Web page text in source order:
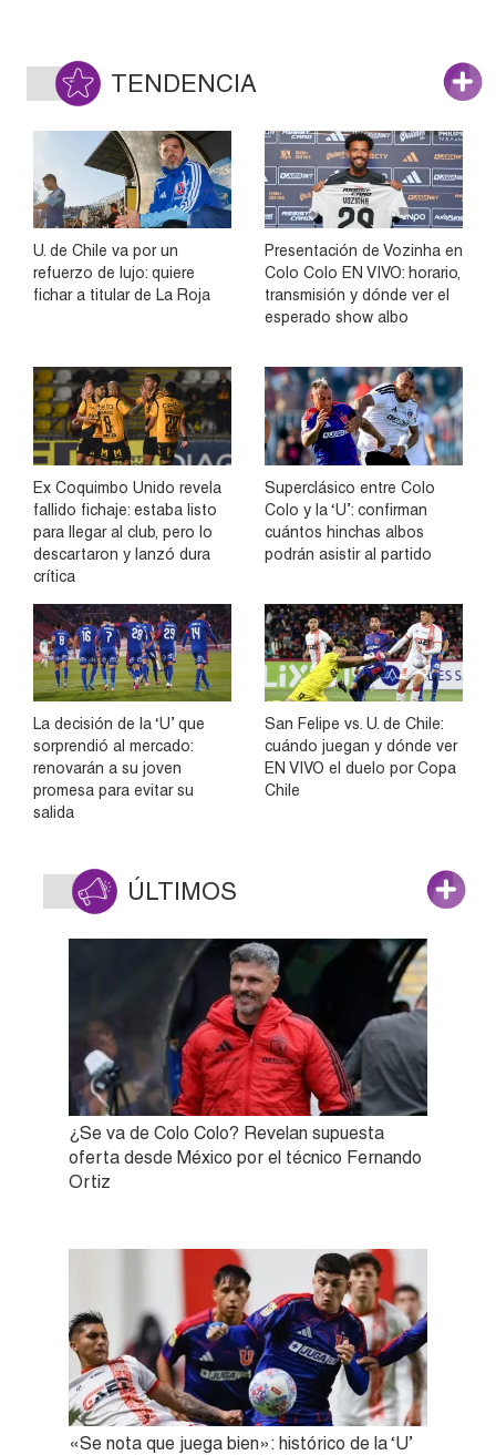
TENDENCIA
U. de Chile va por un
refuerzo de lujo: quiere
fichar a titular de La Roja
Presentación de Vozinha en
Colo Colo EN VIVO: horario,
transmisión y dónde ver el
esperado show albo
Ex Coquimbo Unido revela
fallido fichaje: estaba listo
para llegar al club, pero lo
descartaron y lanzó dura
crítica
Superclásico entre Colo
Colo y la ‘U’: confirman
cuántos hinchas albos
podrán asistir al partido
La decisión de la ‘U’ que
sorprendió al mercado:
renovarán a su joven
promesa para evitar su
salida
San Felipe vs. U. de Chile:
cuándo juegan y dónde ver
EN VIVO el duelo por Copa
Chile
ÚLTIMOS
¿Se va de Colo Colo? Revelan supuesta
oferta desde México por el técnico Fernando
Ortiz
«Se nota que juega bien»: histórico de la ‘U’